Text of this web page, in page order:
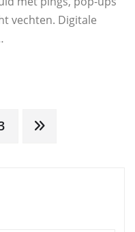
vechten. Digitale